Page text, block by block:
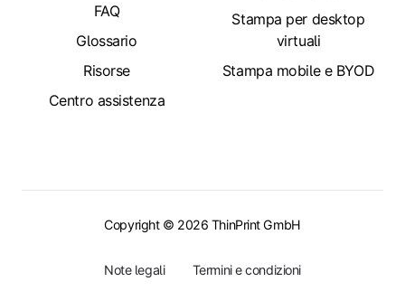
FAQ
Glossario
Risorse
Centro assistenza
Stampa per desktop
virtuali
Stampa mobile e BYOD
Copyright © 2026 ThinPrint GmbH
Note legali
Termini e condizioni